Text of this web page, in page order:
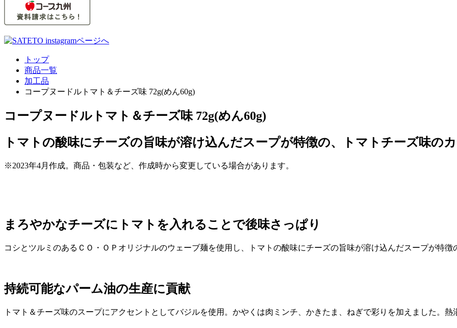
トップ
商品一覧
加工品
コープヌードルトマト＆チーズ味 72g(めん60g)
コープヌードルトマト＆チーズ味 72g(めん60g)
トマトの酸味にチーズの旨味が溶け込んだスープが特徴の、トマトチーズ味の
※2023年4月作成。商品・包装など、作成時から変更している場合があります。
まろやかなチーズにトマトを入れることで後味さっぱり
コシとツルミのあるＣＯ・ＯＰオリジナルのウェーブ麺を使用し、トマトの酸味にチーズの旨味が溶け込んだスープが特徴
持続可能なパーム油の生産に貢献
トマト＆チーズ味のスープにアクセントとしてバジルを使用。かやくは肉ミンチ、かきたま、ねぎで彩りを加えました。熱